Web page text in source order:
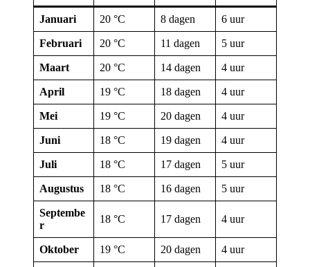
Januari 20 °C 8 dagen 6 uur
Februari 20 °C 11 dagen 5 uur
Maart 20 °C 14 dagen 4 uur
April 19 °C 18 dagen 4 uur
Mei 19 °C 20 dagen 4 uur
Juni 18 °C 19 dagen 4 uur
Juli 18 °C 17 dagen 5 uur
Augustus 18 °C 16 dagen 5 uur
Septembe
r
18 °C 17 dagen 4 uur
Oktober 19 °C 20 dagen 4 uur